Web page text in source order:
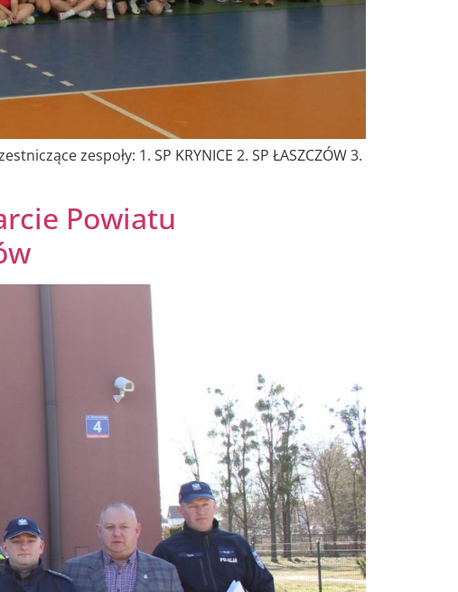
zespoły: 1. SP KRYNICE 2. SP ŁASZCZÓW 3.
Powiatu